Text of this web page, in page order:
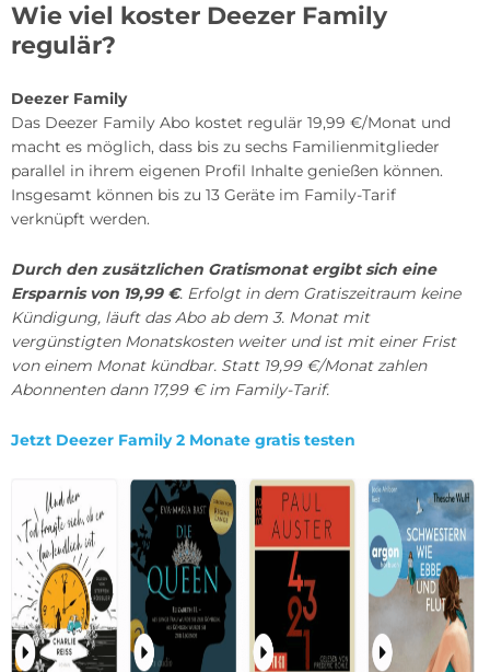
Wie viel koster Deezer Family
regulär?
Deezer Family
Das Deezer Family Abo kostet regulär 19,99 €/Monat und
macht es möglich, dass bis zu sechs Familienmitglieder
parallel in ihrem eigenen Profil Inhalte genießen können.
Insgesamt können bis zu 13 Geräte im Family-Tarif
verknüpft werden.
Durch den zusätzlichen Gratismonat ergibt sich eine
Ersparnis von 19,99 €. Erfolgt in dem Gratiszeitraum keine
Kündigung, läuft das Abo ab dem 3. Monat mit
vergünstigten Monatskosten weiter und ist mit einer Frist
von einem Monat kündbar. Statt 19,99 €/Monat zahlen
Abonnenten dann 17,99 € im Family-Tarif.
Jetzt Deezer Family 2 Monate gratis testen